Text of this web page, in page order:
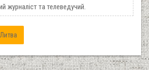
журналіст та телеведучий.